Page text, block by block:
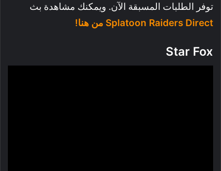
توفر الطلبات المسبقة الآن. ويمكنك مشاهدة بث
Splatoon Raiders Direct من هنا!
Star Fox